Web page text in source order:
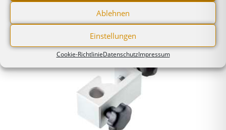
Ablehnen
Einstellungen
Cookie-RichtlinieDatenschutzImpressum
Ähnliche Produkte